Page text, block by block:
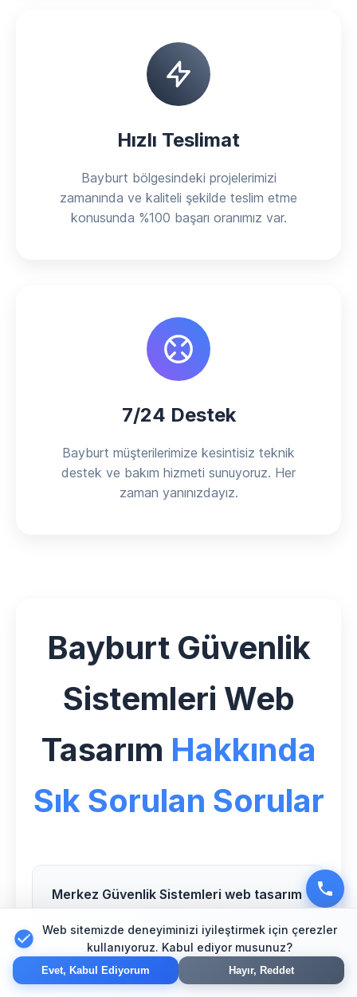
Hızlı Teslimat
Bayburt bölgesindeki projelerimizi
zamanında ve kaliteli şekilde teslim etme
konusunda %100 başarı oranımız var.
7/24 Destek
Bayburt müşterilerimize kesintisiz teknik
destek ve bakım hizmeti sunuyoruz. Her
zaman yanınızdayız.
Bayburt Güvenlik
Sistemleri Web
Tasarım Hakkında
Sık Sorulan Sorular
Merkez Güvenlik Sistemleri web tasarım
Bayburt Güvenlik Sistemleri web tasarım
Web sitemizde deneyiminizi iyileştirmek için çerezler
kullanıyoruz. Kabul ediyor musunuz?
Evet, Kabul Ediyorum Hayır, Reddet